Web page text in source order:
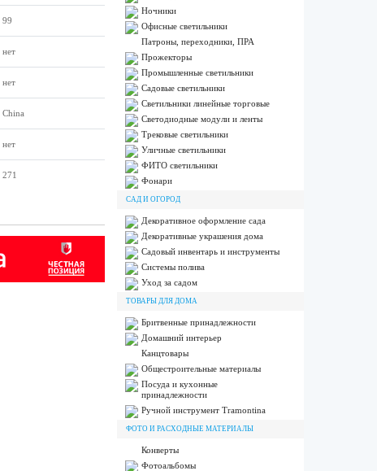
99
нет
нет
China
нет
271
Ночники
Офисные светильники
Патроны, переходники, ПРА
Прожекторы
Промышленные светильники
Садовые светильники
Светильники линейные торговые
Светодиодные модули и ленты
Трековые светильники
Уличные светильники
ФИТО светильники
Фонари
САД И ОГОРОД
Декоративное оформление сада
Декоративные украшения дома
Садовый инвентарь и инструменты
Системы полива
Уход за садом
ТОВАРЫ ДЛЯ ДОМА
Бритвенные принадлежности
Домашний интерьер
Канцтовары
Общестроительные материалы
Посуда и кухонные
принадлежности
Ручной инструмент Tramontina
ФОТО И РАСХОДНЫЕ МАТЕРИАЛЫ
Конверты
Фотоальбомы